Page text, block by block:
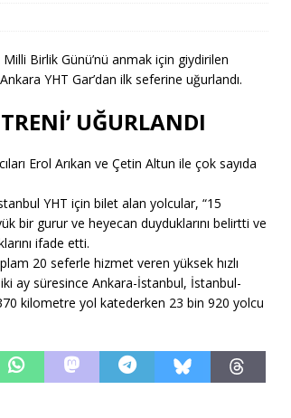
Azmi İlham Kaynağı Oldu
EĞITIM
Tarihi Belli Oldu
EĞITIM
Açılışı
EĞITIM
Yer Değiştirme Sonucu Nedir?
EĞITIM
Oranı %93’ü Aştı
Lira Hasılat Elde Etti
MANŞET
Güncellemeleri ve Detaylar
EĞITIM
Birlik Günü’nü anmak için giydirilen
YHT Gar’dan ilk seferine uğurlandı.
UĞURLANDI
Erol Arıkan ve Çetin Altun ile çok sayıda
YHT için bilet alan yolcular, “15
bir gurur ve heyecan duyduklarını belirtti ve
ifade etti.
20 seferle hizmet veren yüksek hızlı
ay süresince Ankara-İstanbul, İstanbul-
kilometre yol katederken 23 bin 920 yolcu